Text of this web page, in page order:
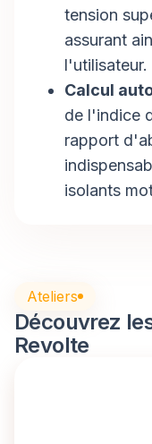
tension
assurant
l'utilisateur.
Calcul
de l'indice
rapport
isolants
Ateliers
Découvrez
Revolte